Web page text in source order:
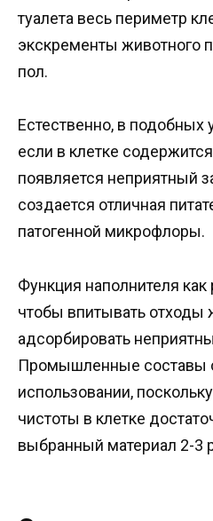
туалета весь периметр
экскременты животного
пол.
Естественно, в подобных
если в клетке
появляется неприятный
создается отличная
патогенной микрофлоры.
Функция наполнителя как
чтобы впитывать отходы
адсорбировать
Промышленные составы
использовании,
чистоты в клетке
выбранный материал 2-3